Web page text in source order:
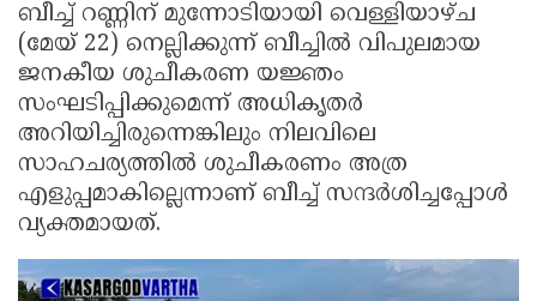
ബീച്ച് റണ്ണിന് മുന്നോടിയായി വെള്ളിയാഴ്ച
(മേയ് 22) നെല്ലിക്കുന്ന് ബീച്ചിൽ വിപുലമായ
ജനകീയ ശുചീകരണ യജ്ഞം
സംഘടിപ്പിക്കുമെന്ന് അധികൃതർ
അറിയിച്ചിരുന്നെങ്കിലും നിലവിലെ
സാഹചര്യത്തിൽ ശുചീകരണം അത്ര
എളുപ്പമാകില്ലെന്നാണ് ബീച്ച് സന്ദർശിച്ചപ്പോൾ
വ്യക്തമായത്.